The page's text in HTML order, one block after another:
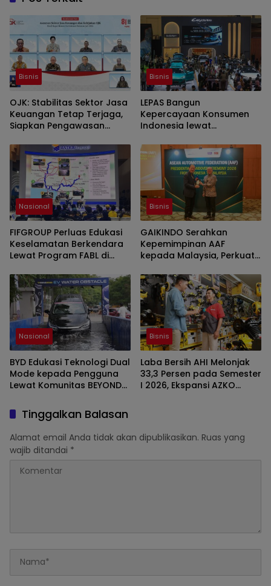
Bisnis
OJK: Stabilitas Sektor Jasa
Keuangan Tetap Terjaga,
Siapkan Pengawasan
Bisnis
LEPAS Bangun
Kepercayaan Konsumen
Indonesia lewat
hingga Layanan Purnajual
Nasional
FIFGROUP Perluas Edukasi
Keselamatan Berkendara
Lewat Program FABL di
Bisnis
GAIKINDO Serahkan
Kepemimpinan AAF
kepada Malaysia, Perkuat
Otomotif ASEAN
Nasional
BYD Edukasi Teknologi Dual
Mode kepada Pengguna
Lewat Komunitas BEYOND
Bisnis
Laba Bersih AHI Melonjak
33,3 Persen pada Semester
I 2026, Ekspansi AZKO
Tinggalkan Balasan
Alamat email Anda tidak akan dipublikasikan. Ruas yang
wajib ditandai *